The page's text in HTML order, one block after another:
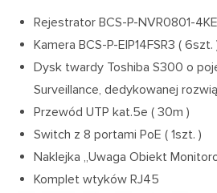
Rejestrator BCS-P-NVR0801-
Kamera BCS-P-EIP14FSR3 ( 6szt.
Dysk twardy Toshiba S300 o
Surveillance, dedykowanej
Przewód UTP kat.5e ( 30m )
Switch z 8 portami PoE ( 1szt. )
Naklejka „Uwaga Obiekt
Komplet wtyków RJ45